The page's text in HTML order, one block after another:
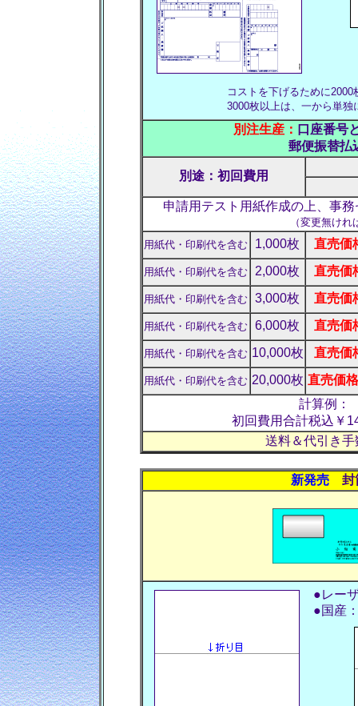
コストを下げるために
3000枚以上は、一から単独
別注生産： 口座番号
郵便振替払
別途：初回費用
申請用テスト用紙作成の上、事
（変更無け
用紙代・印刷代を含む
1,000枚 直売価
用紙代・印刷代を含む 2,000枚 直売価
用紙代・印刷代を含む 3,000枚 直売価
用紙代・印刷代を含む 6,000枚 直売価
用紙代・印刷代を含む 10,000枚 直売価
用紙代・印刷代を含む 20,000枚 直売価
計算例：
初回費用合計税込￥
送料＆代引き手
新発売 封
●レー
●国産